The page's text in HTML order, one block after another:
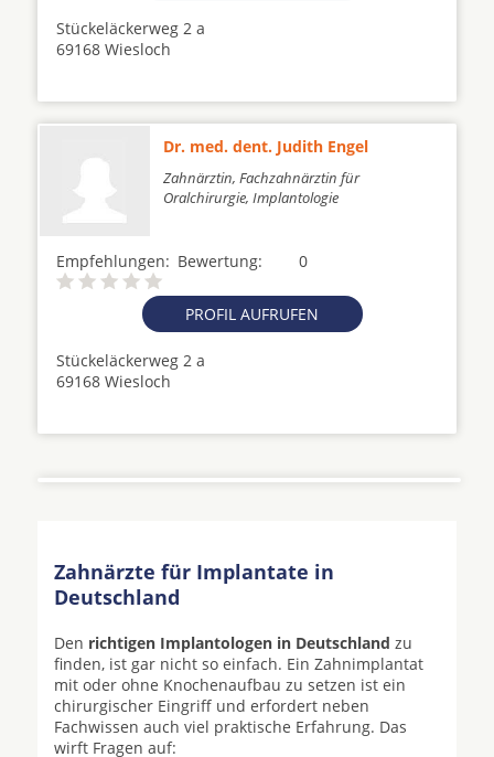
Stückeläckerweg 2 a
69168 Wiesloch
Dr. med. dent. Judith Engel
Zahnärztin, Fachzahnärztin für
Oralchirurgie, Implantologie
Empfehlungen: 0
Bewertung:
PROFIL AUFRUFEN
Stückeläckerweg 2 a
69168 Wiesloch
Zahnärzte für Implantate in
Deutschland
Den richtigen Implantologen in Deutschland zu
finden, ist gar nicht so einfach. Ein Zahnimplantat
mit oder ohne Knochenaufbau zu setzen ist ein
chirurgischer Eingriff und erfordert neben
Fachwissen auch viel praktische Erfahrung. Das
wirft Fragen auf: